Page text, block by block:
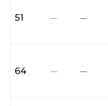
51 — —
64 — —